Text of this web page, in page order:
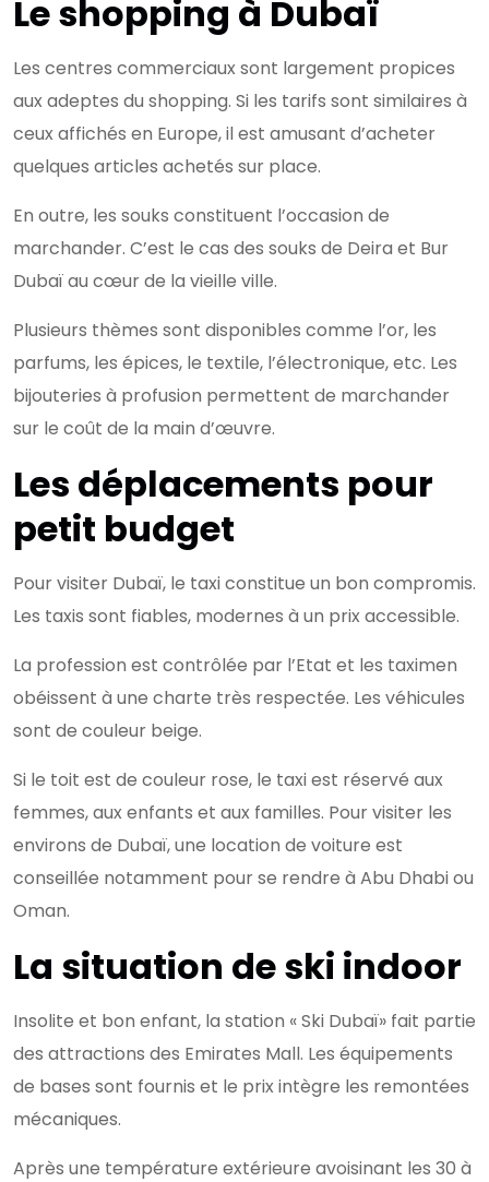
Le shopping à Dubaï
Les centres commerciaux sont largement propices
aux adeptes du shopping. Si les tarifs sont similaires à
ceux affichés en Europe, il est amusant d’acheter
quelques articles achetés sur place.
En outre, les souks constituent l’occasion de
marchander. C’est le cas des souks de Deira et Bur
Dubaï au cœur de la vieille ville.
Plusieurs thèmes sont disponibles comme l’or, les
parfums, les épices, le textile, l’électronique, etc. Les
bijouteries à profusion permettent de marchander
sur le coût de la main d’œuvre.
Les déplacements pour
petit budget
Pour visiter Dubaï, le taxi constitue un bon compromis.
Les taxis sont fiables, modernes à un prix accessible.
La profession est contrôlée par l’Etat et les taximen
obéissent à une charte très respectée. Les véhicules
sont de couleur beige.
Si le toit est de couleur rose, le taxi est réservé aux
femmes, aux enfants et aux familles. Pour visiter les
environs de Dubaï, une location de voiture est
conseillée notamment pour se rendre à Abu Dhabi ou
Oman.
La situation de ski indoor
Insolite et bon enfant, la station « Ski Dubaï» fait partie
des attractions des Emirates Mall. Les équipements
de bases sont fournis et le prix intègre les remontées
mécaniques.
Après une température extérieure avoisinant les 30 à